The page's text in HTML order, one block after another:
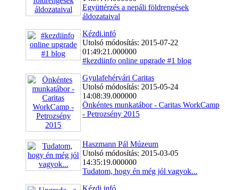
Együttérzés a nepáli földrengések
áldozataival
Kézdi.infó
Utolsó módosítás: 2015-07-22
01:49:21.000000
#kezdiinfo online upgrade #1 blog
Gyulafehérvári Caritas
Utolsó módosítás: 2015-05-24
14:08:39.000000
Önkéntes munkatábor - Caritas WorkCamp
- Petrozsény 2015
Haszmann Pál Múzeum
Utolsó módosítás: 2015-03-05
14:35:19.000000
Tudatom, hogy én még jól vagyok...
Kézdi.infó